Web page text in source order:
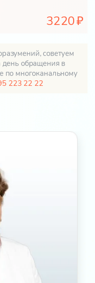
3220
советуем
день обращения в
по многоканальному
223 22 22